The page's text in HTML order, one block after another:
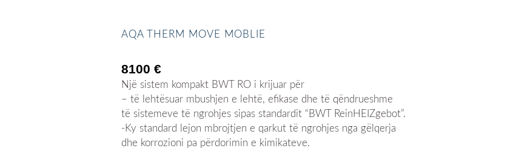
AQA THERM MOVE MOBLIE
8100 €
Një sistem kompakt BWT RO i krijuar për
– të lehtësuar mbushjen e lehtë, efikase dhe të qëndrueshme
të sistemeve të ngrohjes sipas standardit “BWT ReinHEIZgebot”.
-Ky standard lejon mbrojtjen e qarkut të ngrohjes nga gëlqerja
dhe korrozioni pa përdorimin e kimikateve.